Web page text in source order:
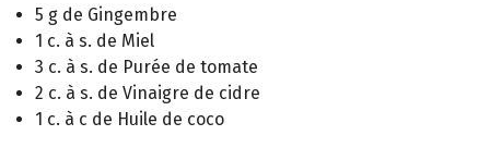
5 g de Gingembre
1 c. à s. de Miel
3 c. à s. de Purée de tomate
2 c. à s. de Vinaigre de cidre
1 c. à c de Huile de coco